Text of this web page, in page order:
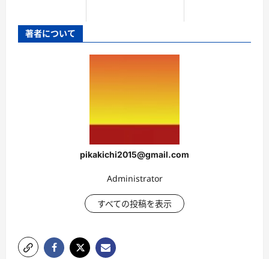
著者について
pikakichi2015@gmail.com
Administrator
すべての投稿を表示